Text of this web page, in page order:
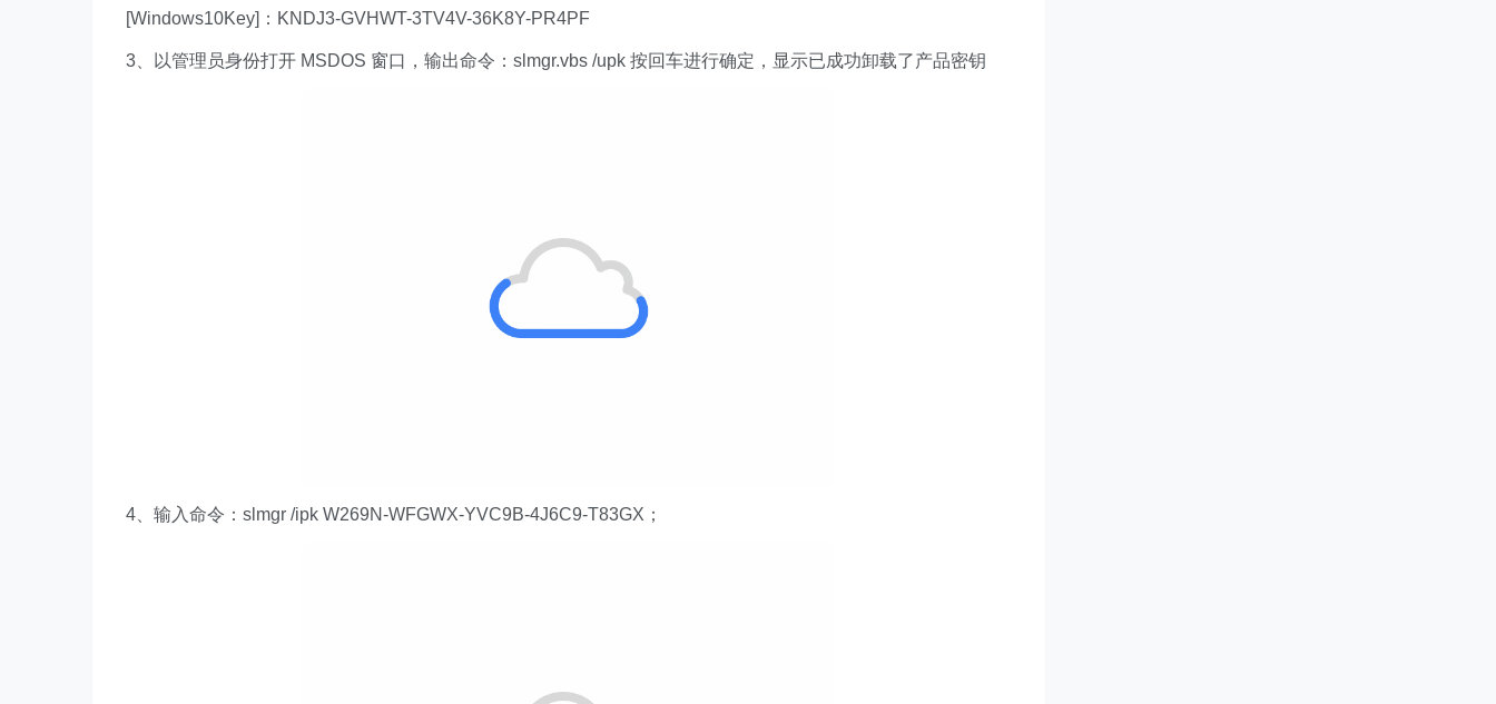
[Windows10Key]：KNDJ3-GVHWT-3TV4V-36K8Y-PR4PF
3、以管理员身份打开 MSDOS 窗口，输出命令：slmgr.vbs /upk 按回车进行确定，显示已成功卸载了产品密钥
4、输入命令：slmgr /ipk W269N-WFGWX-YVC9B-4J6C9-T83GX；